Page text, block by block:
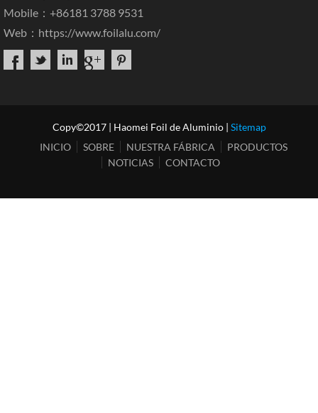
Mobile：+86181 3788 9531
Web： https://www.foilalu.com/
Copy©2017 | Haomei Foil de Aluminio | Sitemap
INICIO
SOBRE NUESTRA FÁBRICA
PRODUCTOS
NOTICIAS
CONTACTO